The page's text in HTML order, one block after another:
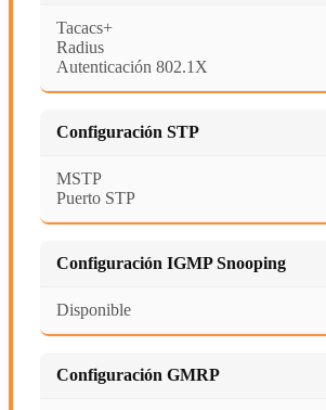
Tacacs+
Radius
Autenticación 802.1X
Configuración STP
MSTP
Puerto STP
Configuración IGMP Snooping
Disponible
Configuración GMRP